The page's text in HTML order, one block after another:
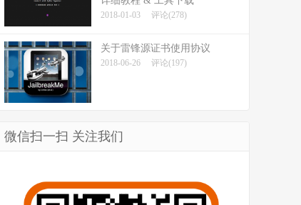
2018-01-03 评论(278)
关于雷锋源证书使用协议
2018-06-26 评论(197)
微信扫一扫 关注我们